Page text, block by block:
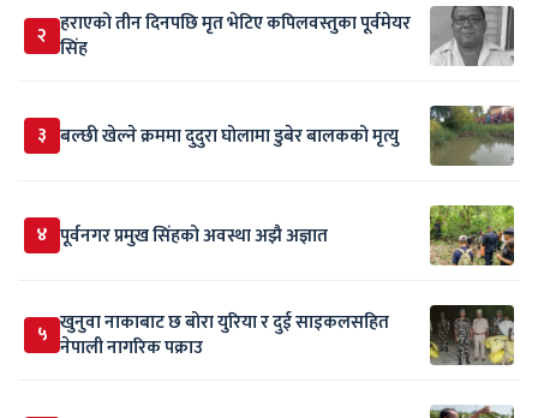
२ हराएको तीन दिनपछि मृत भेटिए कपिलवस्तुका पूर्वमेयर
सिंह
३ बल्छी खेल्ने क्रममा दुदुरा घोलामा डुबेर बालकको मृत्यु
४ पूर्वनगर प्रमुख सिंहको अवस्था अझै अज्ञात
५ खुनुवा नाकाबाट छ बोरा युरिया र दुई साइकलसहित
नेपाली नागरिक पक्राउ